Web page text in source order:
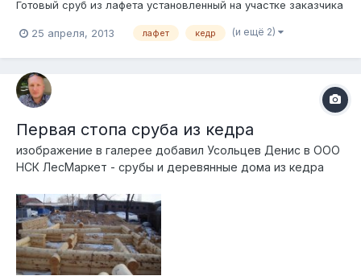
Готовый сруб из лафета установленный на участке заказчика
25 апреля, 2013 лафет кедр (и ещё 2)
Первая стопа сруба из кедра
изображение в галерее добавил Усольцев Денис в ООО
НСК ЛесМаркет - срубы и деревянные дома из кедра